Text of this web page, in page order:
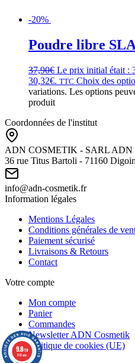
-20%
Poudre libre
37,90€ Le prix initial était :
30,32€. TTC Choix des
variations. Les options
produit
Coordonnées de l'institut
ADN COSMETIK - SARL ADN
36 rue Titus Bartoli - 71160 Digoin
info@adn-cosmetik.fr
Information légales
Mentions Légales
Conditions générales de
Paiement sécurisé
Livraisons & Retours
Contact
Votre compte
Mon compte
Panier
Commandes
Newsletter ADN Cosmetik
Politique de cookies (UE)
9.8/10
818 avis